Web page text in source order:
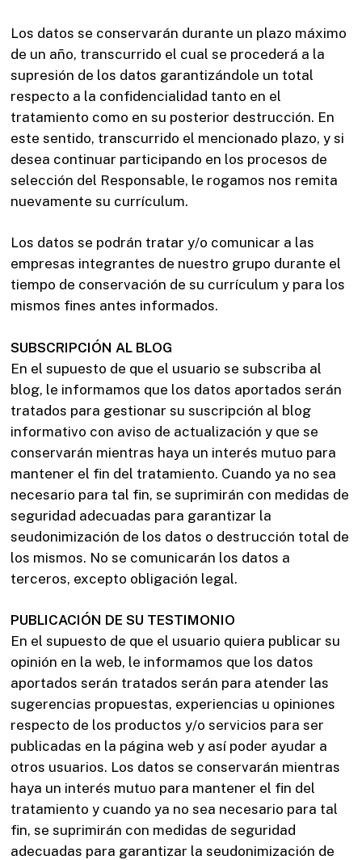
Los datos se conservarán durante un plazo máximo
de un año, transcurrido el cual se procederá a la
supresión de los datos garantizándole un total
respecto a la confidencialidad tanto en el
tratamiento como en su posterior destrucción. En
este sentido, transcurrido el mencionado plazo, y si
desea continuar participando en los procesos de
selección del Responsable, le rogamos nos remita
nuevamente su currículum.
Los datos se podrán tratar y/o comunicar a las
empresas integrantes de nuestro grupo durante el
tiempo de conservación de su currículum y para los
mismos fines antes informados.
SUBSCRIPCIÓN AL BLOG
En el supuesto de que el usuario se subscriba al
blog, le informamos que los datos aportados serán
tratados para gestionar su suscripción al blog
informativo con aviso de actualización y que se
conservarán mientras haya un interés mutuo para
mantener el fin del tratamiento. Cuando ya no sea
necesario para tal fin, se suprimirán con medidas de
seguridad adecuadas para garantizar la
seudonimización de los datos o destrucción total de
los mismos. No se comunicarán los datos a
terceros, excepto obligación legal.
PUBLICACIÓN DE SU TESTIMONIO
En el supuesto de que el usuario quiera publicar su
opinión en la web, le informamos que los datos
aportados serán tratados serán para atender las
sugerencias propuestas, experiencias u opiniones
respecto de los productos y/o servicios para ser
publicadas en la página web y así poder ayudar a
otros usuarios. Los datos se conservarán mientras
haya un interés mutuo para mantener el fin del
tratamiento y cuando ya no sea necesario para tal
fin, se suprimirán con medidas de seguridad
adecuadas para garantizar la seudonimización de